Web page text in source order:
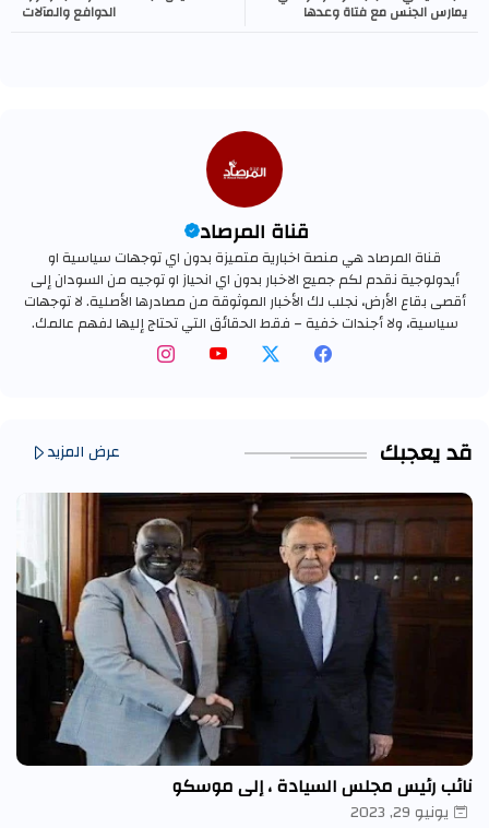
يمارس الجنس مع فتاة وعدها الدوافع والمآلات
قناة المرصاد
قناة المرصاد هي منصة اخبارية متميزة بدون اي توجهات سياسية او
أيدولوجية نقدم لكم جميع الاخبار بدون اي انحياز او توجيه من السودان إلى
أقصى بقاع الأرض، نجلب لك الأخبار الموثوقة من مصادرها الأصلية. لا توجهات
سياسية، ولا أجندات خفية – فقط الحقائق التي تحتاج إليها لفهم عالمك.
قد يعجبك عرض المزيد
نائب رئيس مجلس السيادة ، إلى موسكو
يونيو 29, 2023